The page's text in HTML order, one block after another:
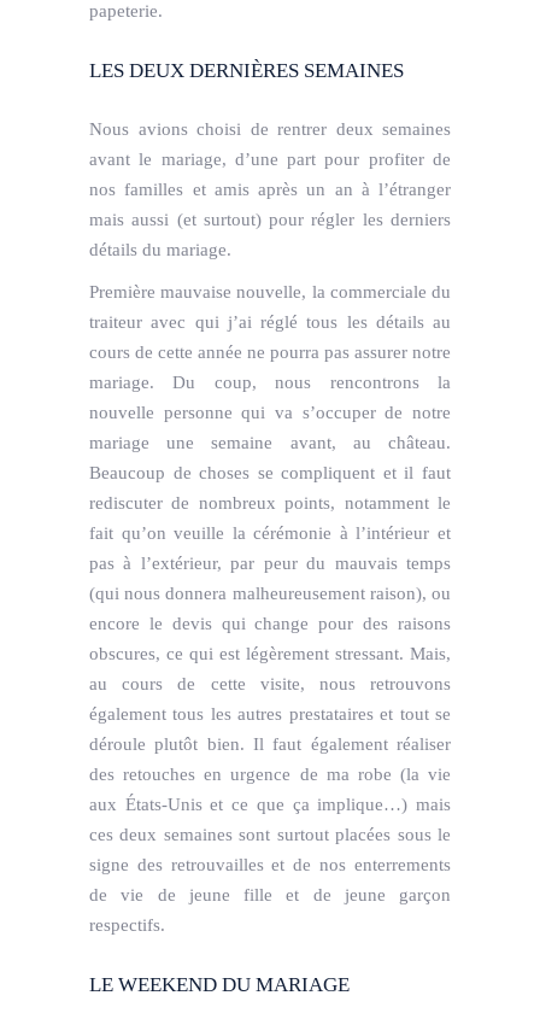
papeterie.
LES DEUX DERNIÈRES SEMAINES
Nous avions choisi de rentrer deux semaines
avant le mariage, d’une part pour profiter de
nos familles et amis après un an à l’étranger
mais aussi (et surtout) pour régler les derniers
détails du mariage.
Première mauvaise nouvelle, la commerciale du
traiteur avec qui j’ai réglé tous les détails au
cours de cette année ne pourra pas assurer notre
mariage. Du coup, nous rencontrons la
nouvelle personne qui va s’occuper de notre
mariage une semaine avant, au château.
Beaucoup de choses se compliquent et il faut
rediscuter de nombreux points, notamment le
fait qu’on veuille la cérémonie à l’intérieur et
pas à l’extérieur, par peur du mauvais temps
(qui nous donnera malheureusement raison), ou
encore le devis qui change pour des raisons
obscures, ce qui est légèrement stressant. Mais,
au cours de cette visite, nous retrouvons
également tous les autres prestataires et tout se
déroule plutôt bien. Il faut également réaliser
des retouches en urgence de ma robe (la vie
aux États-Unis et ce que ça implique…) mais
ces deux semaines sont surtout placées sous le
signe des retrouvailles et de nos enterrements
de vie de jeune fille et de jeune garçon
respectifs.
LE WEEKEND DU MARIAGE